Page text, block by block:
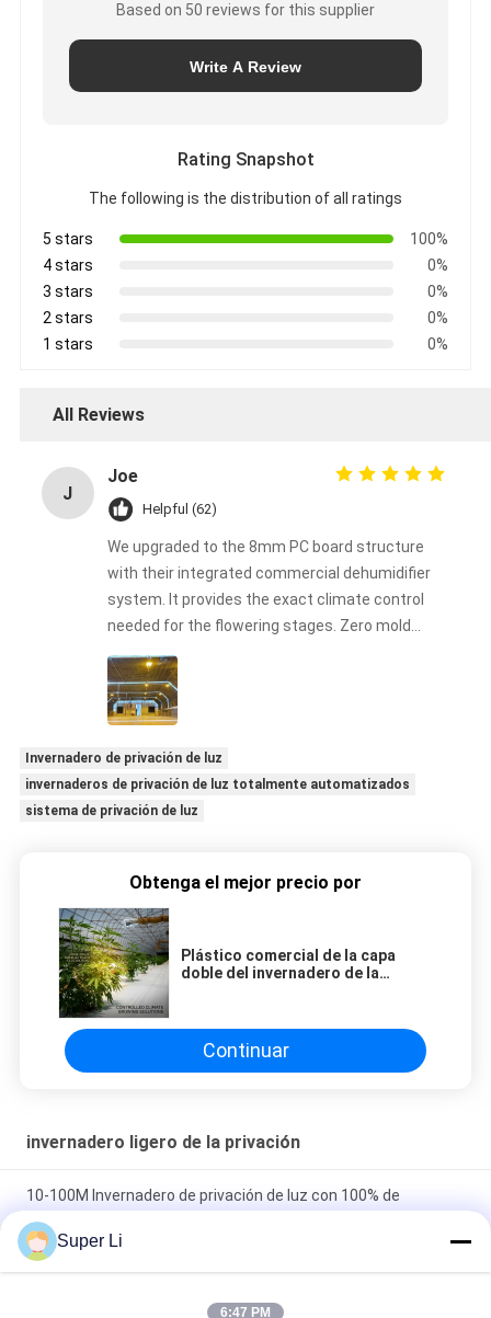
Based on 50 reviews for this supplier
Write A Review
Rating Snapshot
The following is the distribution of all ratings
5 stars
100%
4 stars
0%
3 stars
0%
2 stars
0%
1 stars
0%
All Reviews
J
Joe
Helpful (62)
We upgraded to the 8mm PC board structure
with their integrated commercial dehumidifier
system. It provides the exact climate control
needed for the flowering stages. Zero mold
issues this harvest!
Invernadero de privación de luz
invernaderos de privación de luz totalmente automatizados
sistema de privación de luz
Obtenga el mejor precio por
Plástico comercial de la capa
doble del invernadero de la
Continuar
invernadero ligero de la privación
10-100M Invernadero de privación de luz con 100% de
sombreado película en blanco y negro
Sistema de privación de luz automatizado 100% Dark Out
Super Li
6:47 PM